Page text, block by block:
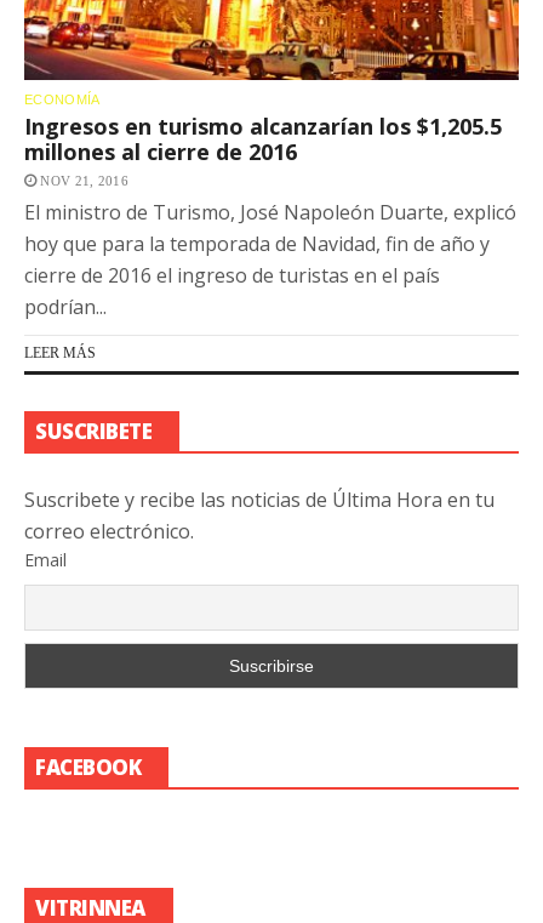
ECONOMÍA
Ingresos en turismo alcanzarían los $1,205.5
millones al cierre de 2016
NOV 21, 2016
El ministro de Turismo, José Napoleón Duarte, explicó
hoy que para la temporada de Navidad, fin de año y
cierre de 2016 el ingreso de turistas en el país
podrían...
LEER MÁS
SUSCRIBETE
Suscribete y recibe las noticias de Última Hora en tu
correo electrónico.
Email
FACEBOOK
VITRINNEA